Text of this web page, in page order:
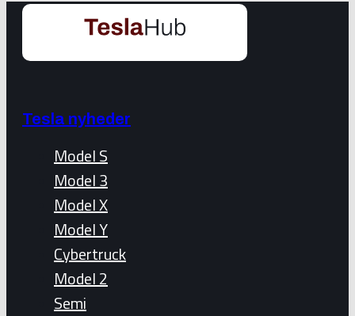
Tesla nyheder
Model S
Model 3
Model X
Model Y
Cybertruck
Model 2
Semi